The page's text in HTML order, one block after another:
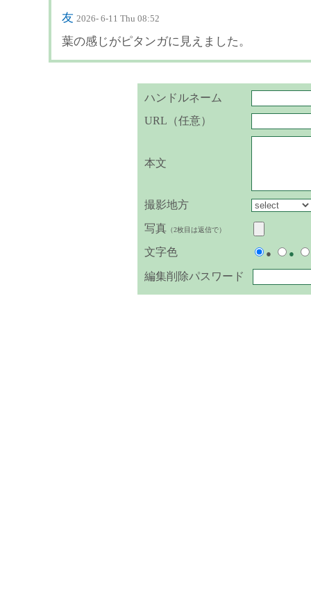
友 2026- 6-11 Thu 08:52
葉の感じがピタンガに見えました。
ハンドルネーム
URL（任意）
本文
撮影地方
写真（2枚目は返信で）
文字色 ● ●
編集削除パスワード